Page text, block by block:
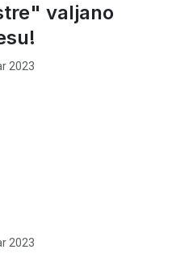
valjano
2023
2023